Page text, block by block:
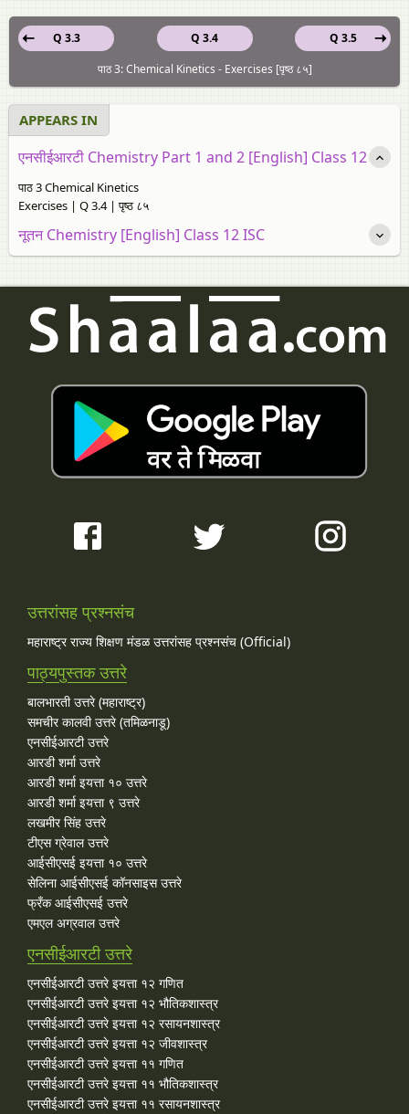
Q 3.4
Q 3.3
Q 3.5
पाठ 3: Chemical Kinetics - Exercises [पृष्ठ ८५]
APPEARS IN
एनसीईआरटी Chemistry Part 1 and 2 [English] Class 12
पाठ 3 Chemical Kinetics
Exercises | Q 3.4 | पृष्ठ ८५
नूतन Chemistry [English] Class 12 ISC
उत्तरांसह प्रश्नसंच
महाराष्ट्र राज्य शिक्षण मंडळ उत्तरांसह प्रश्नसंच (Official)
पाठ्यपुस्तक उत्तरे
बालभारती उत्तरे (महाराष्ट्र)
समचीर कालवी उत्तरे (तमिळनाडू)
एनसीईआरटी उत्तरे
आरडी शर्मा उत्तरे
आरडी शर्मा इयत्ता १० उत्तरे
आरडी शर्मा इयत्ता ९ उत्तरे
लखमीर सिंह उत्तरे
टीएस ग्रेवाल उत्तरे
आईसीएसई इयत्ता १० उत्तरे
सेलिना आईसीएसई कॉनसाइस उत्तरे
फ्रँक आईसीएसई उत्तरे
एमएल अग्रवाल उत्तरे
एनसीईआरटी उत्तरे
एनसीईआरटी उत्तरे इयत्ता १२ गणित
एनसीईआरटी उत्तरे इयत्ता १२ भौतिकशास्त्र
एनसीईआरटी उत्तरे इयत्ता १२ रसायनशास्त्र
एनसीईआरटी उत्तरे इयत्ता १२ जीवशास्त्र
एनसीईआरटी उत्तरे इयत्ता ११ गणित
एनसीईआरटी उत्तरे इयत्ता ११ भौतिकशास्त्र
एनसीईआरटी उत्तरे इयत्ता ११ रसायनशास्त्र